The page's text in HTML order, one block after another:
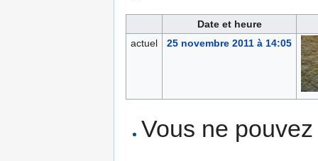
Date et heure
actuel
25 novembre 2011 à 14:05
Vous ne